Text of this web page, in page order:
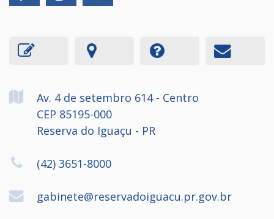
Av. 4 de setembro 614 - Centro
CEP 85195-000
Reserva do Iguaçu - PR
(42) 3651-8000
gabinete@reservadoiguacu.pr.gov.br